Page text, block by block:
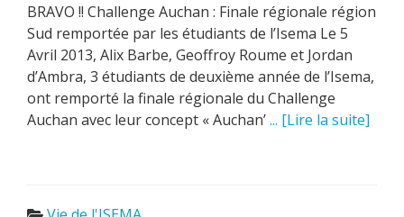
BRAVO !! Challenge Auchan : Finale régionale région
Sud remportée par les étudiants de l’Isema Le 5
Avril 2013, Alix Barbe, Geoffroy Roume et Jordan
d’Ambra, 3 étudiants de deuxième année de l’Isema,
ont remporté la finale régionale du Challenge
Auchan avec leur concept « Auchan’... [Lire la suite]